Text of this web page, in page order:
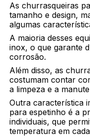
As churrasqueiras
tamanho e design,
algumas
A maioria desses
inox, o que garante
corrosão.
Além disso, as
costumam contar
a limpeza e a
Outra característica
para espetinho é a
individuais, que
temperatura em